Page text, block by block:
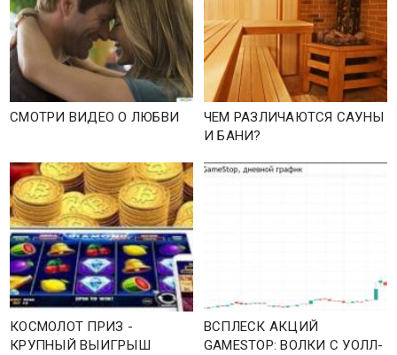
СМОТРИ ВИДЕО О ЛЮБВИ
ЧЕМ РАЗЛИЧАЮТСЯ САУНЫ
И БАНИ?
КОСМОЛОТ ПРИЗ -
КРУПНЫЙ ВЫИГРЫШ
ВСПЛЕСК АКЦИЙ
GAMESTOP: ВОЛКИ С УОЛЛ-